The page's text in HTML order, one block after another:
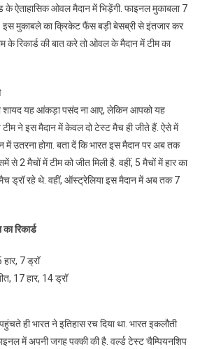
कहां
खेला
जाएगा
का
फाइनल
मुकाबला
के ऐताहासिक ओवल मैदान में भिड़ेंगी. फाइनल मुकाबला 7
मुकाबले का क्रिकेट फैंस बड़ी बेसब्री से इंतजार कर
के रिकार्ड की बात करे तो ओवल के मैदान में टीम का
शायद यह आंकड़ा पसंद ना आए, लेकिन आपको यह
टीम ने इस मैदान में केवल दो टेस्ट मैच ही जीते हैं. ऐसे में
में उतरना होगा. बता दें कि भारत इस मैदान पर अब तक
2 मैचों में टीम को जीत मिली है. वहीं, 5 मैचों में हार का
ड्रॉ रहे थे. वहीं, ऑस्ट्रेलिया इस मैदान में अब तक 7
रिकार्ड
7 ड्रॉ
17 हार, 14 ड्रॉ
ही भारत ने इतिहास रच दिया था. भारत इकलौती
में अपनी जगह पक्की की है. वर्ल्ड टेस्ट चैम्पियनशिप